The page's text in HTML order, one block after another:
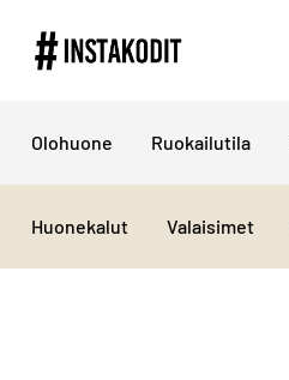
Olohuone Ruokailutila
Huonekalut Valaisimet